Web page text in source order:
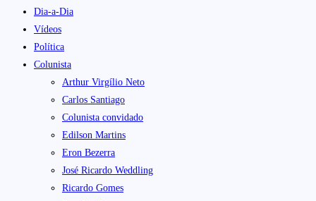
Dia-a-Dia
Vídeos
Política
Colunista
Arthur Virgílio Neto
Carlos Santiago
Colunista convidado
Edilson Martins
Eron Bezerra
José Ricardo Weddling
Ricardo Gomes